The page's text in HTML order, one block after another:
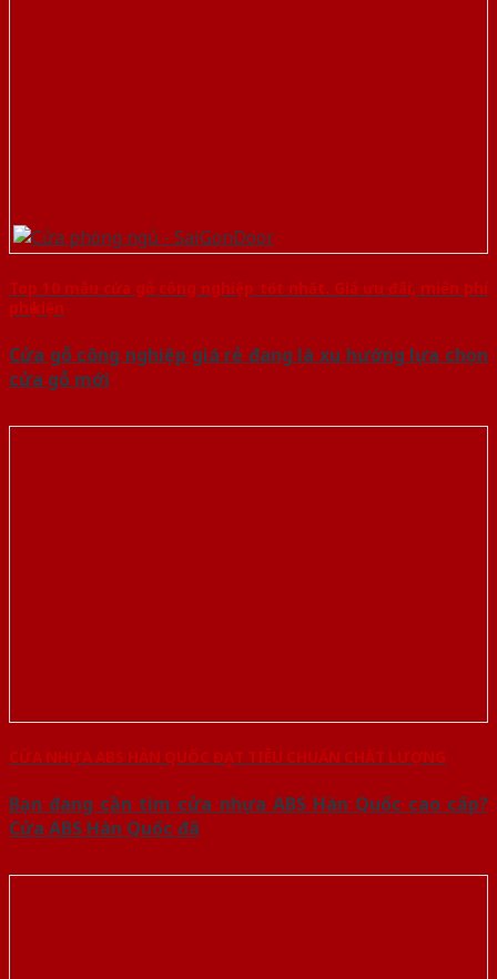
Top 10 mẫu cửa gỗ công nghiệp tốt nhất. Giá ưu đãi, miễn phí
phụ kiện
Cửa gỗ công nghiệp giá rẻ đang là xu hướng lựa chọn
cửa gỗ mới
CỬA NHỰA ABS HÀN QUỐC ĐẠT TIÊU CHUẨN CHẤT LƯỢNG
Bạn đang cần tìm cửa nhựa ABS Hàn Quốc cao cấp?
Cửa ABS Hàn Quốc đã